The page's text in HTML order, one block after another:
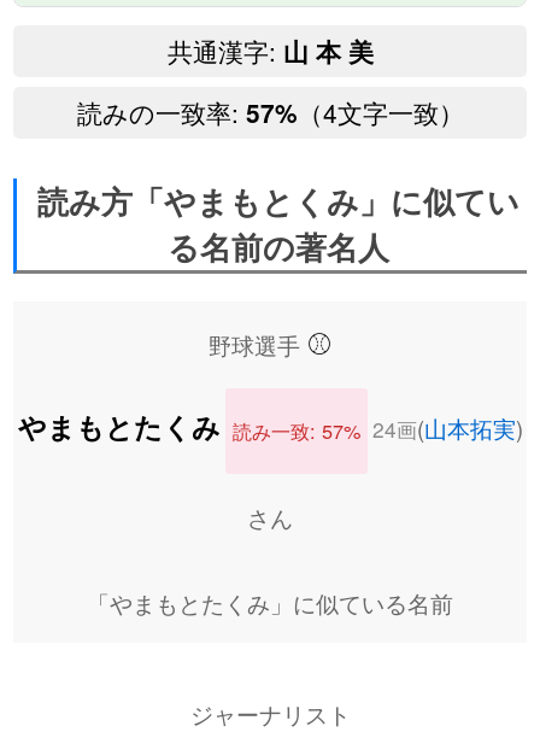
共通漢字: 山 本 美
読みの一致率: 57% （4文字一致）
読み方「やまもとくみ」に似てい
る名前の著名人
野球選手 ⚾
やまもとたくみ 読み一致: 57% 24画(山本拓実)
さん
「やまもとたくみ」に似ている名前
ジャーナリスト